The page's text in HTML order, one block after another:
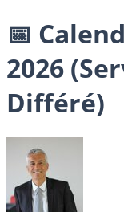
📅
2026
Différé)